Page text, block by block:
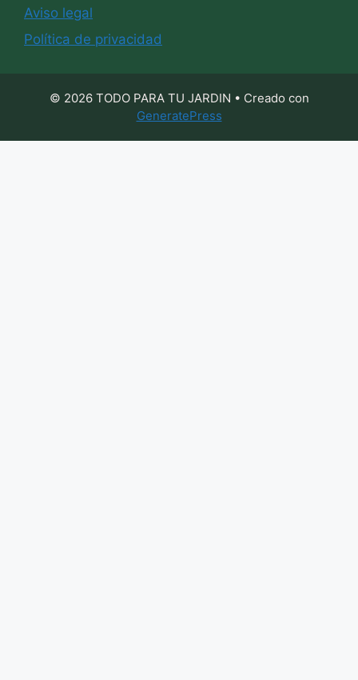
Aviso legal
Política de privacidad
© 2026 TODO PARA TU JARDIN • Creado con
GeneratePress